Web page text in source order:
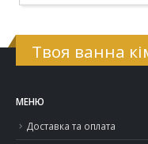
Твоя ванна
МЕНЮ
Доставка та оплата